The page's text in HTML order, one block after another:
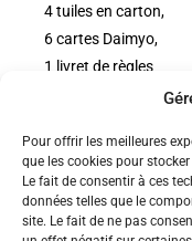
Pour offrir les meilleures
que les cookies pour
Le fait de consentir à ces
données telles que le
site. Le fait de ne pas
4 tuiles en carton,
6 cartes Daimyo,
1 livret de règles
Nos pages
Nos évènements